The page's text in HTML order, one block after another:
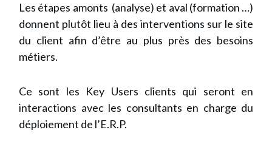
Les étapes amonts (analyse) et aval (formation …)
donnent plutôt lieu à des interventions sur le site
du client afin d’être au plus près des besoins
métiers.
Ce sont les Key Users clients qui seront en
interactions avec les consultants en charge du
déploiement de l’E.R.P.